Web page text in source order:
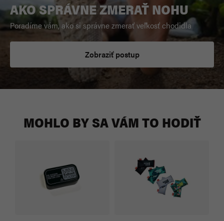
AKO SPRÁVNE ZMERAŤ NOHU
Poradíme vám, ako si správne zmerať veľkosť chodidla
Zobraziť postup
MOHLO BY SA VÁM TO HODIŤ